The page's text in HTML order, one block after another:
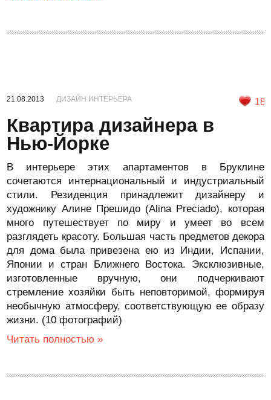
21.08.2013 ДИЗАЙН ИНТЕРЬЕРА 18
Квартира дизайнера в
Нью-Йорке
В интерьере этих апартаментов в Бруклине
сочетаются интернациональный и индустриальный
стили. Резиденция принадлежит дизайнеру и
художнику Алине Прешидо (Alina Preciado), которая
много путешествует по миру и умеет во всем
разглядеть красоту. Большая часть предметов декора
для дома была привезена ею из Индии, Испании,
Японии и стран Ближнего Востока. Эксклюзивные,
изготовленные вручную, они подчеркивают
стремление хозяйки быть неповторимой, формируя
необычную атмосферу, соответствующую ее образу
жизни. (10 фотографий)
Читать полностью »